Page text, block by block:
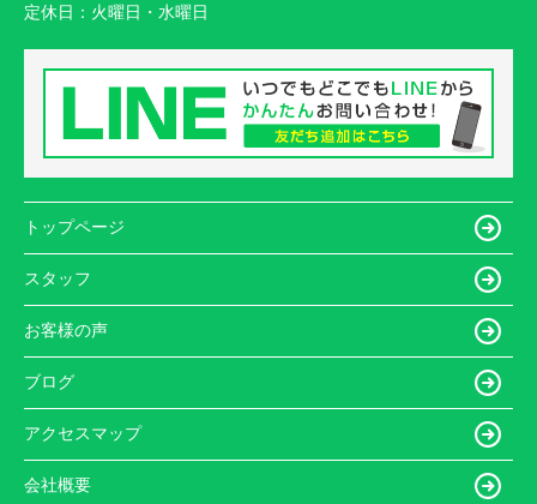
定休日： 火曜日・水曜日
トップページ
スタッフ
お客様の声
ブログ
アクセスマップ
会社概要